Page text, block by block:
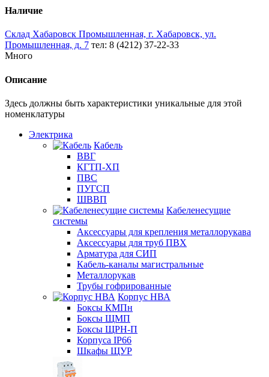
Наличие
Склад Хабаровск Промышленная, г. Хабаровск, ул.
Промышленная, д. 7 тел: 8 (4212) 37-22-33
Много
Описание
Здесь должны быть характеристики уникальные для этой
номенклатуры
Электрика
Кабель
ВВГ
КГТП-ХП
ПВС
ПУГСП
ШВВП
Кабеленесущие
системы
Аксессуары для крепления металлорукава
Аксессуары для труб ПВХ
Арматура для СИП
Кабель-каналы магистральные
Металлорукав
Трубы гофрированные
Корпус НВА
Боксы КМПн
Боксы ЩМП
Боксы ЩРН-П
Корпуса IP66
Шкафы ЩУР